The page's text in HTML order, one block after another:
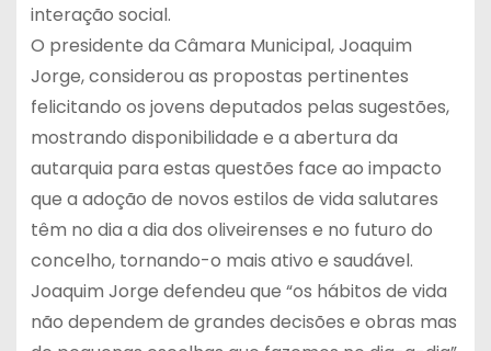
interação social.
O presidente da Câmara Municipal, Joaquim
Jorge, considerou as propostas pertinentes
felicitando os jovens deputados pelas sugestões,
mostrando disponibilidade e a abertura da
autarquia para estas questões face ao impacto
que a adoção de novos estilos de vida salutares
têm no dia a dia dos oliveirenses e no futuro do
concelho, tornando-o mais ativo e saudável.
Joaquim Jorge defendeu que “os hábitos de vida
não dependem de grandes decisões e obras mas